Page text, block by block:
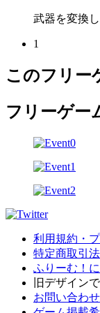
武器を変換
1
このフリー
フリーゲー
利用規約・
特定商取引
ふりーむ！
旧デザイン
お問い合わせ